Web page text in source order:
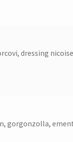
dressing
gorgonzolla,